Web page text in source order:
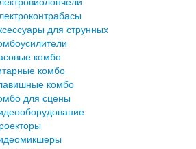
для струнных
комбо
комбо
комбо
для сцены